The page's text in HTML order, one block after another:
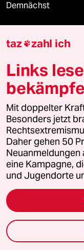
Demnächst
Vergangene
taz lab 2027
Mehr taz
taz FUTURZWEI
Le Monde
taz zahl ich
Links
Mit doppelter
Besonders jetzt
Daher gehen 50
Neuanmeldungen
eine Kampagne,
und Jugendorte